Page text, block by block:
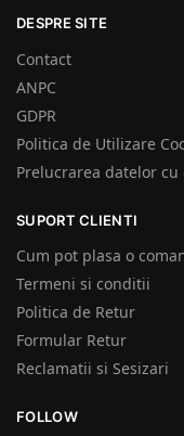
DESPRE SITE
Contact
ANPC
GDPR
Politica de Utilizare
Prelucrarea datelor
SUPORT CLIENTI
Cum pot plasa o
Termeni si conditii
Politica de Retur
Formular Retur
Reclamatii si Sesizari
FOLLOW